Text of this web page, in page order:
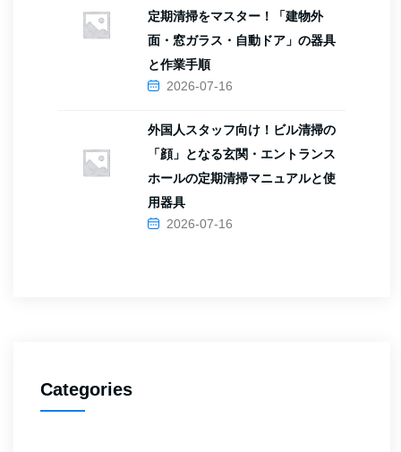
定期清掃をマスター！「建物外
面・窓ガラス・自動ドア」の器具
と作業手順
2026-07-16
外国人スタッフ向け！ビル清掃の
「顔」となる玄関・エントランス
ホールの定期清掃マニュアルと使
用器具
2026-07-16
Categories